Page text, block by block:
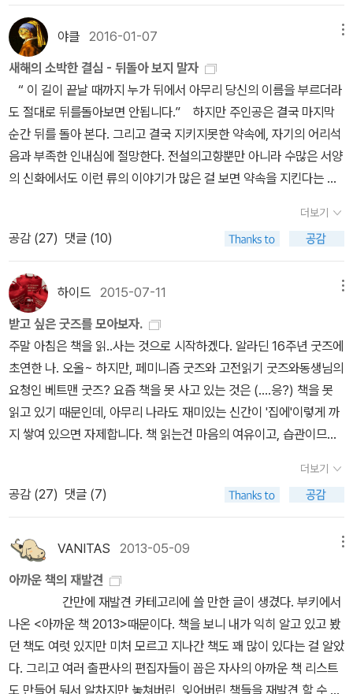
다. 다만, 완역은 아닙니다.8. 칼 마르크스, 프리드리히 엥겔스 <공산
당 선언> <공산당선언>도 많은 중요한 텍스트입니다.읽어볼만하다
고 생각하는 번역은 다음과 같습니다. 영어본 펭귄클래식 <Commu
nist Manifesto>는 본문 분량과 맞먹는 해설을 제공합니다. 그래서
같이 추천해봅니다. 강유원 박사의 강독 강의를 엮은 것이 있습니다.
품절이긴 하지만, 아직 중고로 쉽게 구할 수 있습니다.9. 투퀴디데스
<펠로폰네소스 전쟁사> 투퀴디데스의 <펠로폰네소스 전쟁사>에
대해서는 얼마 전에 서평도 썼습니다. 전쟁사, 정치사, 역사학 서술의
자서 읽기에는 힘든 것도 사실입니다. 게다가 국가 간에 서로 얽히고
설킨 그 복잡한 구도.. 도널드 케이건의 <펠로폰네소스 전쟁사>는 그
러한 어려운 점을 보완해 줍니다. 동저자의 <투퀴디데스, 역사를 다
시 쓰다>는 결이 좀 다르긴 하지만, 투퀴디데스에 대한 의미 있는 정
보들을 얻을 수 있습니다.10. 존 밀턴 <실낙원> 존 밀턴의 <실낙원>
은 단언컨대 최고의 영미 서사시라고 생각합니다. 창세기 1~3장은
시인만의 상상력을 동원하여 신의 창조와 구원, 사탄의 유혹, 인간의
타락을 그린 서사시입니다. 조신권 역과 이창배 역이 평가가 좋습니
다. C.S.루이스의 <실낙원 서문>은 매우 차근차근 실낙원을 읽을 때
필요한 요소들을 알려주고 해설합니다. 최재헌의 <다시 읽는 존 밀턴
의 실낙원>도 좋은 참고자료입니다. 참고로 이창배 역은 범우사판과
코 <장미의 이름> 움베르토 에코의 소설 <장미의 이름>은 현대의
그 책은 절판되었습니다. 대신 같은 글이 <책 읽기의 끝과 시작> 부
게 되었습니다.
수확기가 되면 이 길로 해서 들어갈 수 있었다. 처녀 총각들은 신이 나
서 엮은 바구니에 꿀맛 같은 과일을 담아 나르고 있었다... (이하 중
략) _호메로스, <일리아스>, 제18권 483 ~ 612
신은 죽음을 받겠다, 하지만 그 전에 훌륭한 명성을 얻고야 말겠다._
강대진, <호메로스의 <일리아스>읽기>, p432 <일리아스>에서 아
킬레우스는 당당하게 불멸의 명성을 선택한다. 필멸의 인간이 불멸의
삶을 살 수 있다면 그것은 역사(歷史)에 이름을 남기는 일이기에 아
킬레우스의 선택을 나쁘다고만 하기는 어렵다. 그렇지만, <일리아스
>의 시대로부터 얼마지나지도 않은 <오뒷세이아 Odysseia>의 시
대에 이르면 벌써 그가 열망한 불멸의 명성이, 필멸의 명성으로 바뀌
는 것을 확인할 수 있다. 과연 시대를 초월한 불멸의 가치란 있는 것일
뒷세이아>의 내용은 불멸의 가치에 대한 무상함을 말하는 듯하
다. '펠레우스의 아들 아킬레우스여, 아카이오이족 가운데 가장 강력
한 자여!(478) 어느 누구도 예전 그대처럼 행복하지 못했고 앞으로
도 그럴 것이오. 그대의 살아생전 우리들 아르고스인들은 그대를 신
처럼 추앙했고, 지금은 그대가 여기 사자들 사이에서 강력한 통치자
이기 때문이오. 그러니 아킬레우스여, 그대는 죽었다고 해서 슬퍼하
지 마시오.'_ 호메로스, <오뒷세이아>, 11권 482 ~ 486 오뒷세우
스의 말은 약간 위로의 색깔을 띠고 있다... 사실 이 대목은 <일리아스
>의 이상에 맞서는 새로운 이상을 보여 주기 위한 것이다... 저승의 왕
이라도 살아 있는 가난한 집 머슴보다 못하다는 것이다. 영원한 명성
을 위하여 죽음을 선택하던 <일리아스>의 전사들과는 너무나도 다른
생각이다.(p339)... 손상된 명예 앞에서, 부당하게 주어진 운명 앞에
서 화산처럼 폭발하던 <일리아스>의 영웅들은 이제, 이렇게 온건하
하자 그는 지체 없이 이런 말로 대답했소. '죽음에 대해 내게 그럴싸하
게 말하지 마시오, 영광스런 오뒷세우스여! 나는 세상을 떠난 모든 사
자들을 통치하느니 차라리 지상에서 머슴이 되어 농토도 없고 재산도
많지 않은 가난한 사람 밑에서 품이라도 팔고 싶소이다._호메로스, <
오뒷세이아>, 11권 487 ~ 491 '나는 율리시스 속에 너무나 많은 수
수께끼와 퀴즈를 감춰 두었기에, 앞으로 수 세기 동안 대학 교수들은
내가 뜻하는 바를 거론하며 분주할 것이다. 이것이 나의 불멸을 보장
많은 도움이 될 것 입니다.
은 보통 고전을 상친하는 그들에 '낚여서' 원작에 도전하지만 결국 실
패하고 만다. 우리 사회에서는 뭔가를 모른다고 인정하는 것이 매우
부끄러운 일로 되어 있어서, 누구도 고전이 읽기 어렵다는 것을 말하
지 않는다. 하지만 나는 바로 이 어려움을 솔직하게 인정하는 데서 시
작해야 한다고 생각한다.(p. 6) 작품을 읽어나가는 데서 겪는 어려
움과는 별도로 의미의 문제가 있다. 많은 독자들이 직접 작품을 읽으
면서는, 전문가들이 칭찬한 것 같은 '좋은 점'을혼자 찾아내기가 또 만
만치 않다. 그래서 끈기 있는 독자가 완독에 성공한 경우에도 얻은 것
은 다소의 성취감뿐, 처음에 기대했던 감동이나 고전의 진가를 발견
했다는 확신은 갖기 어렵다. 이 역시 도움이 필요한 대목이다. 어떤 부
분이 예로부터 주목 받으며 어떤 풍성한 해석을 끌어 모았는지, 그 부
서 나는 흔히 그냥 즐겁게 읽고 넘어가는 영웅의 모험들이 어떤 의미
를 지니는 지, 여러 해석들을 소개하고자 한다. 그런 해석들을 접하면
서, 독자들은 왜 이 작품이 이렇게 오래 읽히고, 왜 그렇게 자주 추천
되는지 이해하게 될 것이다.(p. 7) 철저히 준비를 갖춘 후에 『오뒷
세이아』를 읽겠다면, 『일리아스』 못지않게 희랍 비극 작품들을 읽는
것도 중요하다. 하지만 그런 준비를 다 갖추자면 한이 없으니 그저 기
회 닿는 대로 아무데서나 얼른 시작하라는 게 나의 충고다(p. 40)
『오뒷세이아』는 기원전 8세기 희랍 땅에서 만들어진 서사시(이야기
분량은 약 1만 2천 줄로 보통 두께의 책 한 권에 다 들어갈 정도이다.
전체는 스물네 개의 권으로 나뉘어 있으며, 전통적으로 각 권은 희랍
어 소문자로 표시되어 왔다. 예를 들어 δ149라고 되어 있으면 『오뒷
세이아』 4권 149행'이란 뜻이다.(한편 『일리아스』의 각 권은 대문자
로 표시하는 것이 전통이어서, 책 제목 없이도 Δ149라고 되어 있으
면 '『일리아스』 4권 149행' 이란 뜻이다.)(p. 40) 이 작품은, 트로
이아 전쟁에 참가했던 영웅이, 바다를 떠돌며 모험을 겪은 후 20년
만에 집에 돌아와, 자기아내에게 구혼하면서 자기 집 재산을 먹어치
우고 있는 횡표한 무리들을 처단하는 걸 주된 내용으로 한다. 간단히
줄이자면 '오뒷세우스의 모험과 복수'다. 이것이 『오뒷세이아』의 중심
야클 2016-01-07
새해의 소박한 결심 - 뒤돌아 보지 말자
“ 이 길이 끝날 때까지 누가 뒤에서 아무리 당신의 이름을 부르더라
도 절대로 뒤를돌아보면 안됩니다.” 하지만 주인공은 결국 마지막
순간 뒤를 돌아 본다. 그리고 결국 지키지못한 약속에, 자기의 어리석
음과 부족한 인내심에 절망한다. 전설의고향뿐만 아니라 수많은 서양
의 신화에서도 이런 류의 이야기가 많은 걸 보면 약속을 지킨다는 것
인가 보다. 그리스 신화에서 한 노래 하는 것으로 유명했던 오르페우
스는 우리가 흔히 뮤즈(Muse)라 부르는 무사이의 아홉 자매 중 한
명인 칼리오페의 아들이었다. 엄마부터가이름난 그리스 가요계의 스
타이다 보니 아들 역시 노래방에서 부르는 노래 마다 100점이었고
청중들의 앵콜 요청이쏟아지는 그리스 신화 최고의 ‘카수’였다. 어느
정도였냐면 오르페우스가 노래를 부르면 숲 속을 노닐던 모든 동물들
이 그의 노래를 듣기 위해 그의 주변으로모여들었고, 나무들 조차도
그의 노래를 듣기 위해 가지를 오르페우스 쪽으로 늘어뜨렸다고 한
다. 노래로 뱃사람들을 유혹하여 목숨을 빼앗는다는 세이렌들도 그의
노래 앞에서는 명함 조차 내밀지 못했다. 노래 잘하는 남자에게는
예쁜 여자들이 잘 따르는 법(물론 예외도 많다만…. 내 친구 중에도…
-_-) 오르페우스의 아내는 이름 마저도 아름다운숲 속의 님프였던 에
우리디케였다. 하지만 이 인물 좋고 노래 잘하는 부부 앞에 신혼의 단
고 죽은 아내의 죽음을 목놓아 슬퍼하던 우리의 오르페우스 선수, 용
감하게도 저승세계까지 아내를 찾아 나선다. 무기라곤 오로지 리라라
는하프 비숫한 악기 하나와 아내에 대한 사랑, 그리고 공기반 소리반
의 절묘한 조화를 이룬 꿀성대밖에 없었다. 살아서는 인간이 들어갈
수 없는 저승세계였지만 오르페우스의 연주와 노래는 하데스의 저승
세계 마저 순순히 문을열어줄 정도로 감동적이었나 보다(훗날 글룩이
란 작곡가가 오페라 <오르페우스와 에우리디케>에서 “무엇을 할수
더보기
공감 (27) 댓글 (10)
하이드 2015-07-11
받고 싶은 굿즈를 모아보자.
주말 아침은 책을 읽..사는 것으로 시작하겠다. 알라딘 16주년 굿즈에
초연한 나. 오올~ 하지만, 페미니즘 굿즈와 고전읽기 굿즈와동생님의
요청인 베트맨 굿즈? 요즘 책을 못 사고 있는 것은 (....응?) 책을 못
읽고 있기 때문인데, 아무리 나라도 재미있는 신간이 '집에'이렇게 까
지 쌓여 있으면 자제합니다. 책 읽는건 마음의 여유이고, 습관이므로,
이 골라요.페미니즘 이벤트 http://www.aladin.co.kr/events/we
vent_book.aspx?pn=150709_changbi 읽어볼만한 책들 되게
많습니다. GO WILD SPEAK LOUD THINK HARD에 대해서
는 지난번에도 말한 적 있는데, 장동민이 한혜진한테 제일 싫어하는
타입이라며, '설치고!, 말하고! 생각하고!' 라고한걸 페미니즘 구호로
만든거다. 트위터에서 #나는페미니스트입니다 태그를 비롯해서 'GO
WILD,SPEAK LOUD,THINK HARD' 프로젝트가 다양한 분들의
재능기부로 진행되었고, 굿즈로 만들어진 경우에는 수익금을 기부했
다. @wild_project의 경우 3차(성폭력 상담소 여성의 전화)까지 후
원이 끝났다. 알라딘에서는 트위터에서 페미니스트들이 열정과 아이
더보기
공감 (27) 댓글 (7)
VANITAS 2013-05-09
아까운 책의 재발견
간만에 재발견 카테고리에 쓸 만한 글이 생겼다. 부키에서
나온 <아까운 책 2013>때문이다. 책을 보니 내가 익히 알고 있고 봤
던 책도 여럿 있지만 미처 모르고 지나간 책도 꽤 많이 있다는 걸 알았
다. 그리고 여러 출판사의 편집자들이 꼽은 자사의 아까운 책 리스트
도 만들어 둬서 알차지만 놓쳐버린, 잊어버린 책들을 재발견 할 수 있